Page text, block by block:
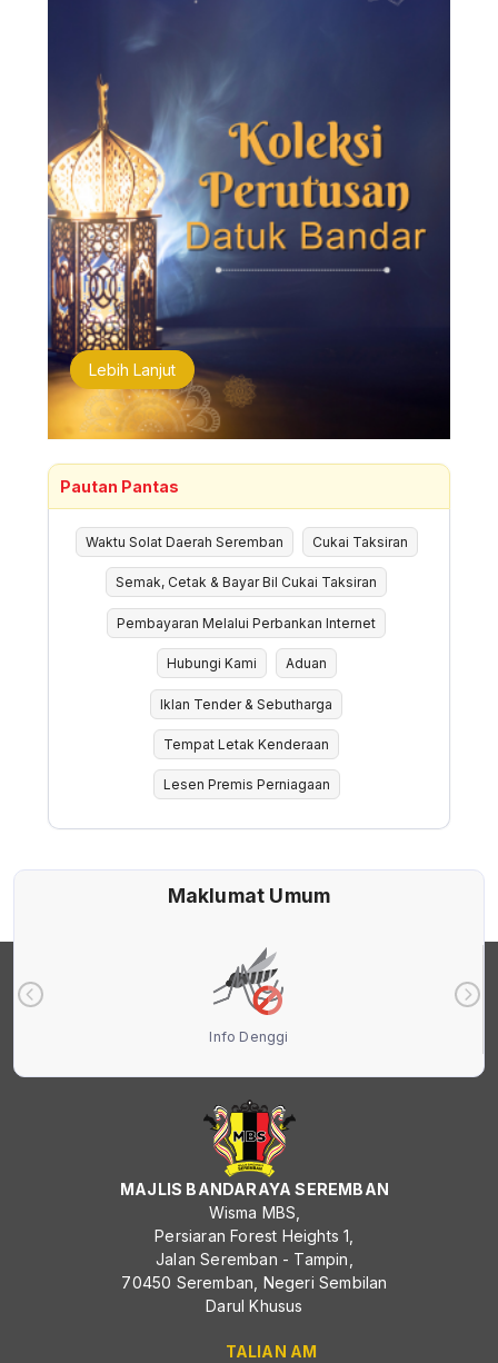
Lebih Lanjut
Pautan Pantas
Waktu Solat Daerah Seremban Cukai Taksiran
Semak, Cetak & Bayar Bil Cukai Taksiran
Pembayaran Melalui Perbankan Internet
Hubungi Kami Aduan
Iklan Tender & Sebutharga
Tempat Letak Kenderaan
Lesen Premis Perniagaan
Maklumat Umum
Info Denggi
MAJLIS BANDARAYA SEREMBAN
Wisma MBS,
Persiaran Forest Heights 1,
Jalan Seremban - Tampin,
70450 Seremban, Negeri Sembilan
Darul Khusus
TALIAN AM